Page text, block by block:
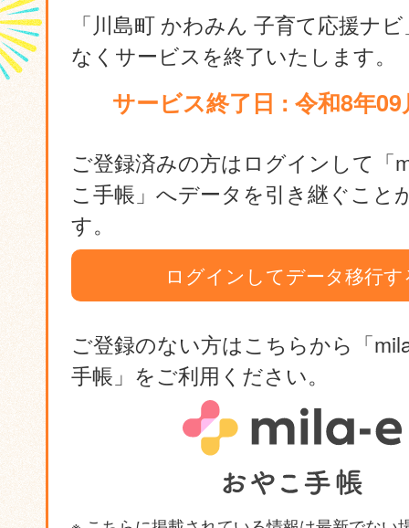
「川島町 かわみん 子育て応援ナ
なくサービスを終了いたします。
サービス終了日 : 令和8年09
ご登録済みの方はログインして「
こ手帳」へデータを引き継ぐこと
す。
ログインしてデータ移行す
ご登録のない方はこちらから「
手帳」をご利用ください。